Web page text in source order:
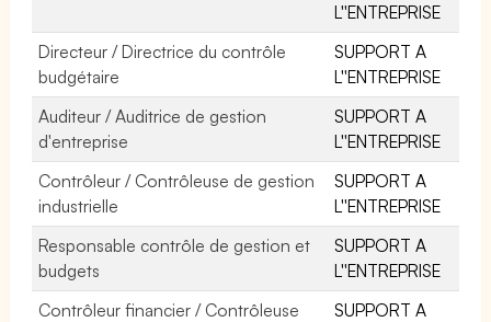
L''ENTREPRISE
Directeur / Directrice du contrôle
budgétaire
SUPPORT A
L''ENTREPRISE
Auditeur / Auditrice de gestion
d'entreprise
SUPPORT A
L''ENTREPRISE
Contrôleur / Contrôleuse de gestion
industrielle
SUPPORT A
L''ENTREPRISE
Responsable contrôle de gestion et
budgets
SUPPORT A
L''ENTREPRISE
Contrôleur financier / Contrôleuse
SUPPORT A